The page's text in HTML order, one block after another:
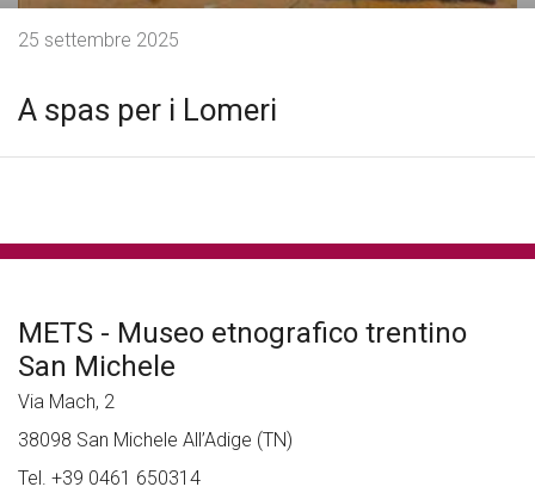
A spas per i Lomeri
25 settembre 2025
METS - Museo etnografico trentino
San Michele
Via Mach, 2
38098 San Michele All’Adige (TN)
Tel. +39 0461 650314